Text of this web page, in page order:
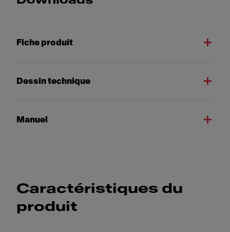
Fiche produit
Dessin technique
Manuel
Caractéristiques du
produit